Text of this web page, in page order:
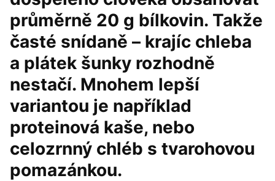
průměrně 20 g bílkovin. Takže
časté snídaně – krajíc chleba
a plátek šunky rozhodně
nestačí. Mnohem lepší
variantou je například
proteinová kaše, nebo
celozrnný chléb s tvarohovou
pomazánkou.